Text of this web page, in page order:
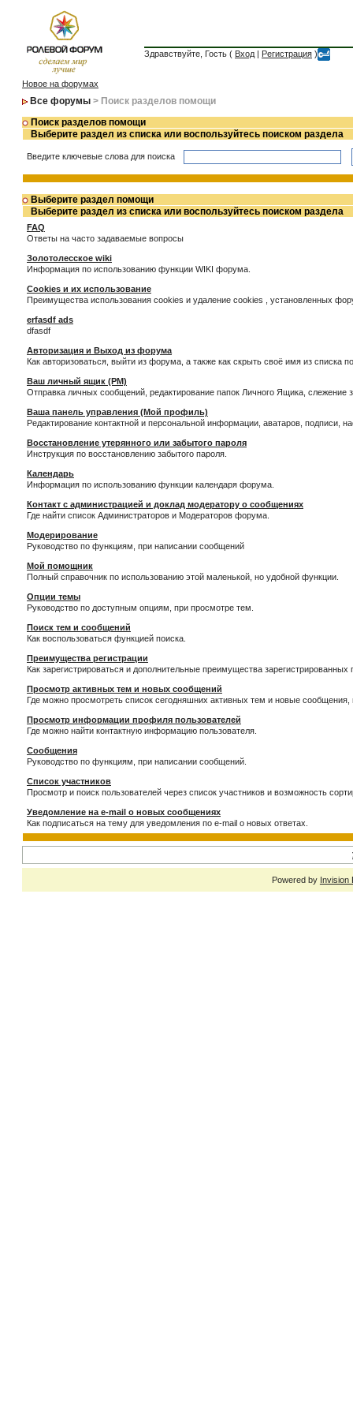
Здравствуйте, Гость ( Вход | Регистрация )
Новое на форумах
Все форумы > Поиск разделов помощи
Поиск разделов помощи
Выберите раздел из списка или воспользуйтесь поиском раздела
Введите ключевые слова для поиска
Выберите раздел помощи
Выберите раздел из списка или воспользуйтесь поиском раздела
FAQ
Ответы на часто задаваемые вопросы
Золотолесское wiki
Информация по использованию функции WIKI форума.
Cookies и их использование
Преимущества использования cookies и удаление cookies , установленных
erfasdf ads
dfasdf
Авторизация и Выход из форума
Как авторизоваться, выйти из форума, а также как скрыть своё имя из списка
Ваш личный ящик (PM)
Отправка личных сообщений, редактирование папок Личного Ящика,
Ваша панель управления (Мой профиль)
Редактирование контактной и персональной информации, аватаров,
Восстановление утерянного или забытого пароля
Инструкция по восстановлению забытого пароля.
Календарь
Информация по использованию функции календаря форума.
Контакт с администрацией и доклад модератору о сообщениях
Где найти список Администраторов и Модераторов форума.
Модерирование
Руководство по функциям, при написании сообщений
Мой помощник
Полный справочник по использованию этой маленькой, но удобной функции.
Опции темы
Руководство по доступным опциям, при просмотре тем.
Поиск тем и сообщений
Как воспользоваться функцией поиска.
Преимущества регистрации
Как зарегистрироваться и дополнительные преимущества зарегистрированных
Просмотр активных тем и новых сообщений
Где можно просмотреть список сегодняшних активных тем и новые
Просмотр информации профиля пользователей
Где можно найти контактную информацию пользователя.
Сообщения
Руководство по функциям, при написании сообщений.
Список участников
Просмотр и поиск пользователей через список участников и возможность
Уведомление на e-mail о новых сообщениях
Как подписаться на тему для уведомления по e-mail о новых ответах.
Powered by Invision